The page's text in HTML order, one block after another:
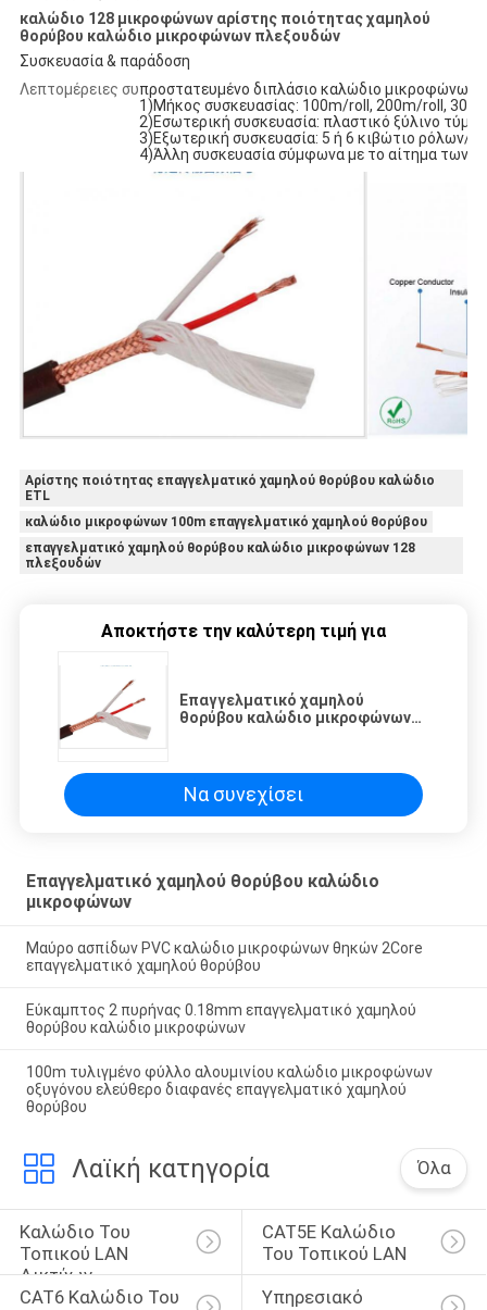
καλώδιο 128 μικροφώνων αρίστης ποιότητας χαμηλού
θορύβου καλώδιο μικροφώνων πλεξουδών
Συσκευασία & παράδοση
Λεπτομέρειες συσκευασίαςπροστατευμένο διπλάσιο καλώδιο μικροφώνων
1)Μήκος συσκευασίας: 100m/roll, 200m/roll,
2)Εσωτερική συσκευασία: πλαστικό ξύλινο
3)Εξωτερική συσκευασία: 5 ή 6 κιβώτιο ρόλων/
4)Άλλη συσκευασία σύμφωνα με το αίτημα των
Αρίστης ποιότητας επαγγελματικό χαμηλού θορύβου καλώδιο
ETL
καλώδιο μικροφώνων 100m επαγγελματικό χαμηλού θορύβου
επαγγελματικό χαμηλού θορύβου καλώδιο μικροφώνων 128
πλεξουδών
Αποκτήστε την καλύτερη τιμή για
Επαγγελματικό χαμηλού
θορύβου καλώδιο μικροφώνων
καλώδιο μικροφώνων
Να συνεχίσει
Επαγγελματικό χαμηλού θορύβου καλώδιο
μικροφώνων
Μαύρο ασπίδων PVC καλώδιο μικροφώνων θηκών 2Core
επαγγελματικό χαμηλού θορύβου
Εύκαμπτος 2 πυρήνας 0.18mm επαγγελματικό χαμηλού
θορύβου καλώδιο μικροφώνων
100m τυλιγμένο φύλλο αλουμινίου καλώδιο μικροφώνων
οξυγόνου ελεύθερο διαφανές επαγγελματικό χαμηλού
θορύβου
Λαϊκή κατηγορία Όλα
Καλώδιο Του
Τοπικού LAN
Δικτύων
CAT5E Καλώδιο
Του Τοπικού LAN
CAT6 Καλώδιο Του
Υπηρεσιακό